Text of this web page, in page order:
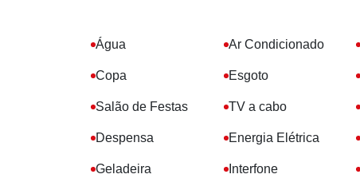
Água Ar Condicionado
Copa Esgoto
Salão de Festas TV a cabo
Despensa Energia Elétrica
Geladeira Interfone